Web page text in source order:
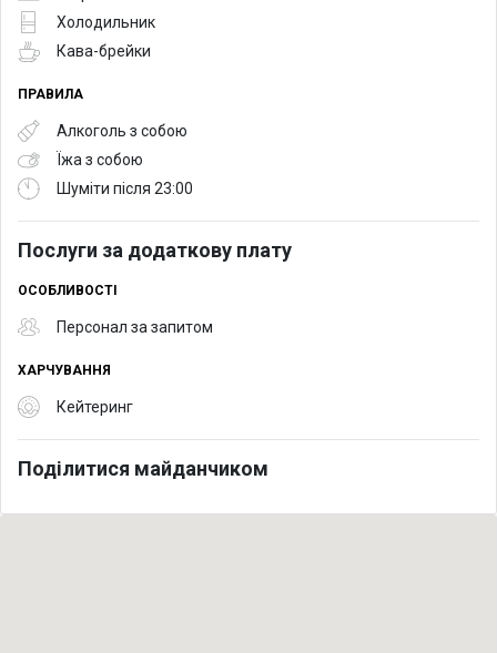
Холодильник
Кава-брейки
ПРАВИЛА
Алкоголь з собою
Їжа з собою
Шуміти після 23:00
Послуги за додаткову плату
ОСОБЛИВОСТІ
Персонал за запитом
ХАРЧУВАННЯ
Кейтеринг
Поділитися майданчиком